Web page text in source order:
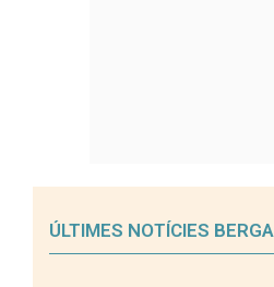
ÚLTIMES NOTÍCIES BERGA